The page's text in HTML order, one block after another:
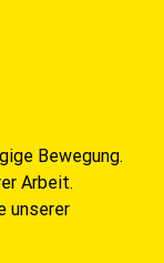
Bewegung.
Arbeit.
unserer